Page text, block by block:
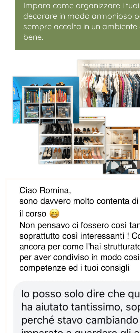
Impara come organizzare i
decorare in modo armonioso
sempre accolta in un ambiente
bene.